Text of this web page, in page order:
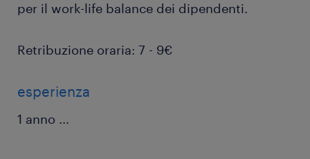
per il work-life balance dei dipendenti.
Retribuzione oraria: 7 - 9€
esperienza
1 anno ...